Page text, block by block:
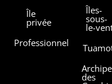
Île
privée
Professionnel
Îles-
sous-
le-
des